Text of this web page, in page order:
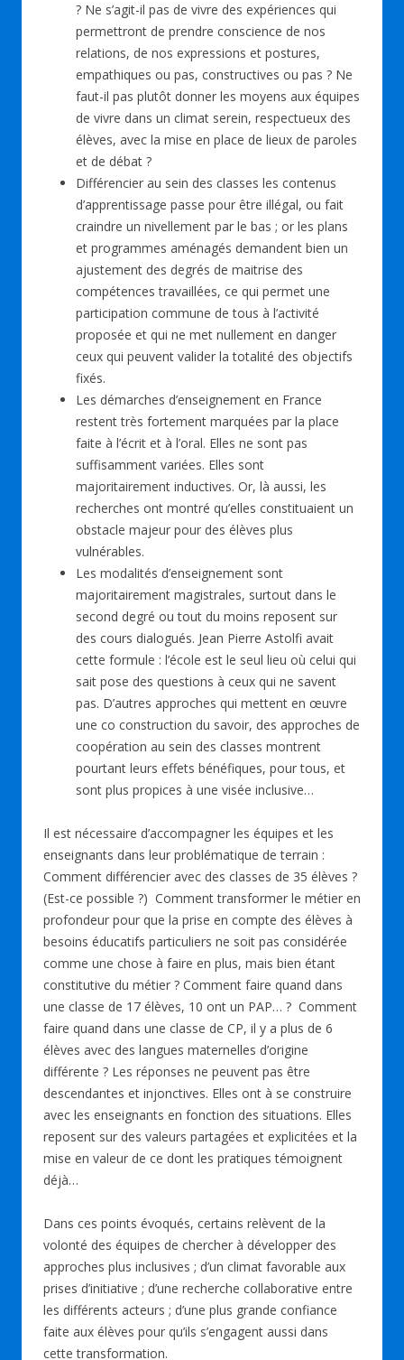
? Ne s’agit-il pas de vivre des expériences qui
permettront de prendre conscience de nos
relations, de nos expressions et postures,
empathiques ou pas, constructives ou pas ? Ne
faut-il pas plutôt donner les moyens aux équipes
de vivre dans un climat serein, respectueux des
élèves, avec la mise en place de lieux de paroles
et de débat ?
Différencier au sein des classes les contenus
d’apprentissage passe pour être illégal, ou fait
craindre un nivellement par le bas ; or les plans
et programmes aménagés demandent bien un
ajustement des degrés de maitrise des
compétences travaillées, ce qui permet une
participation commune de tous à l’activité
proposée et qui ne met nullement en danger
ceux qui peuvent valider la totalité des objectifs
fixés.
Les démarches d’enseignement en France
restent très fortement marquées par la place
faite à l’écrit et à l’oral. Elles ne sont pas
suffisamment variées. Elles sont
majoritairement inductives. Or, là aussi, les
recherches ont montré qu’elles constituaient un
obstacle majeur pour des élèves plus
vulnérables.
Les modalités d’enseignement sont
majoritairement magistrales, surtout dans le
second degré ou tout du moins reposent sur
des cours dialogués. Jean Pierre Astolfi avait
cette formule : l’école est le seul lieu où celui qui
sait pose des questions à ceux qui ne savent
pas. D’autres approches qui mettent en œuvre
une co construction du savoir, des approches de
coopération au sein des classes montrent
pourtant leurs effets bénéfiques, pour tous, et
sont plus propices à une visée inclusive…
Il est nécessaire d’accompagner les équipes et les
enseignants dans leur problématique de terrain :
Comment différencier avec des classes de 35 élèves ?
(Est-ce possible ?) Comment transformer le métier en
profondeur pour que la prise en compte des élèves à
besoins éducatifs particuliers ne soit pas considérée
comme une chose à faire en plus, mais bien étant
constitutive du métier ? Comment faire quand dans
une classe de 17 élèves, 10 ont un PAP… ? Comment
faire quand dans une classe de CP, il y a plus de 6
élèves avec des langues maternelles d’origine
différente ? Les réponses ne peuvent pas être
descendantes et injonctives. Elles ont à se construire
avec les enseignants en fonction des situations. Elles
reposent sur des valeurs partagées et explicitées et la
mise en valeur de ce dont les pratiques témoignent
déjà…
Dans ces points évoqués, certains relèvent de la
volonté des équipes de chercher à développer des
approches plus inclusives ; d’un climat favorable aux
prises d’initiative ; d’une recherche collaborative entre
les différents acteurs ; d’une plus grande confiance
faite aux élèves pour qu’ils s’engagent aussi dans
cette transformation.